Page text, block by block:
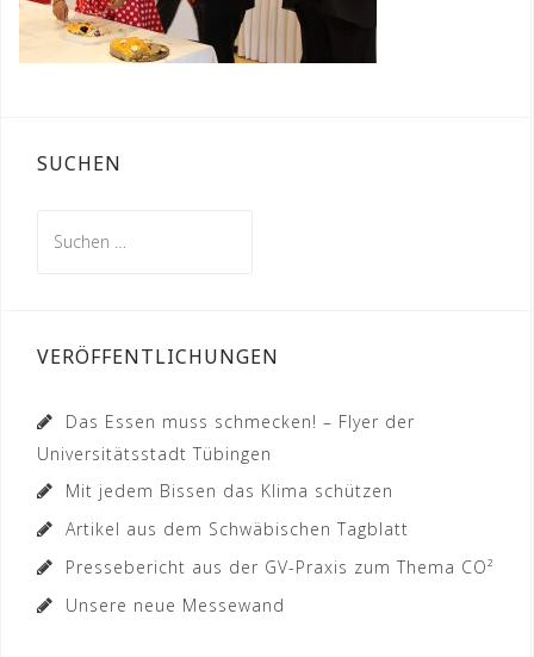
SUCHEN
nach:
VERÖFFENTLICHUNGEN
Das Essen muss schmecken! – Flyer der
Universitätsstadt Tübingen
Mit jedem Bissen das Klima schützen
Artikel aus dem Schwäbischen Tagblatt
Pressebericht aus der GV-Praxis zum Thema CO²
Unsere neue Messewand